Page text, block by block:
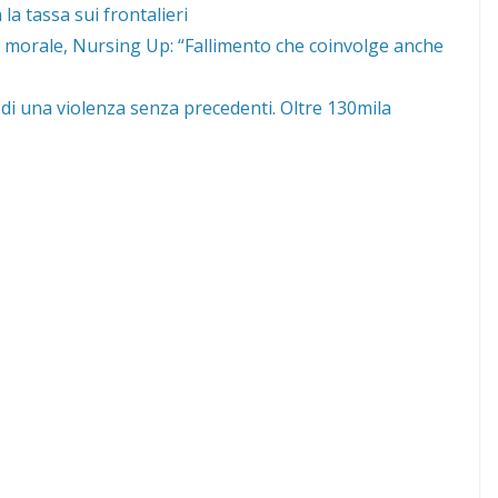
tassa sui frontalieri
Nursing Up: “Fallimento che coinvolge anche
una violenza senza precedenti. Oltre 130mila